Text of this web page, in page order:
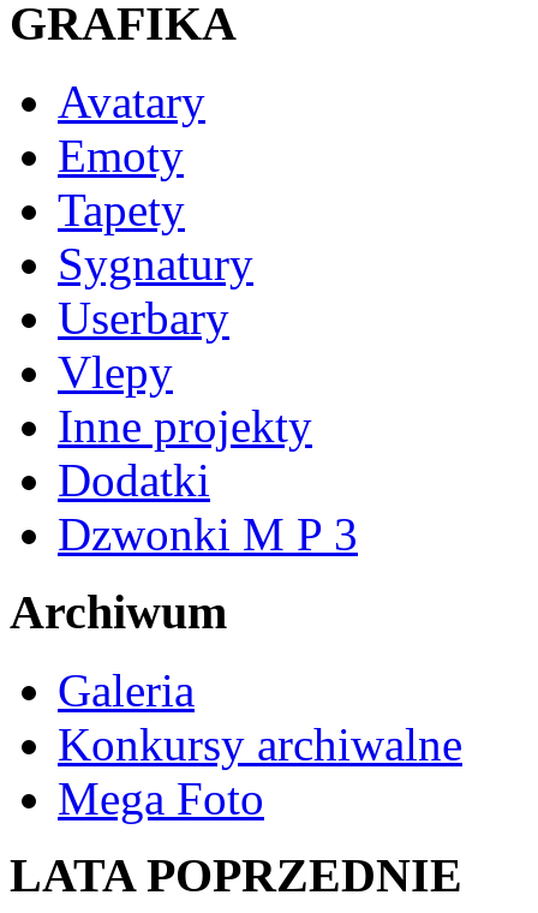
GRAFIKA
Avatary
Emoty
Tapety
Sygnatury
Userbary
Vlepy
Inne projekty
Dodatki
Dzwonki M P 3
Archiwum
Galeria
Konkursy archiwalne
Mega Foto
LATA POPRZEDNIE